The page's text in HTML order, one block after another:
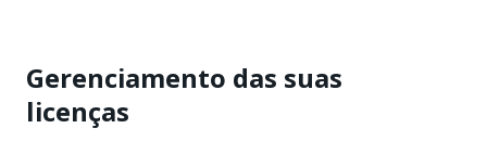
Gerenciamento das suas
licenças